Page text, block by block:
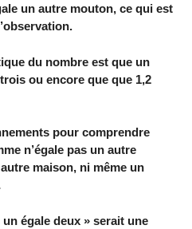
un autre mouton, ce qui est
du nombre est que un
ou encore que que 1,2
pour comprendre
n’égale pas un autre
maison, ni même un
égale deux » serait une